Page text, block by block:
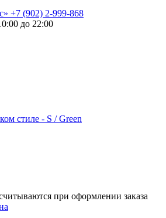
+7 (902) 2-999-868
до 22:00
стиле - S / Green
при оформлении заказа